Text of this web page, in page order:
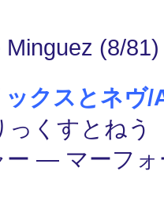
Minguez (8/81)
ックスとネ
っくすとね
ー ― マーフ